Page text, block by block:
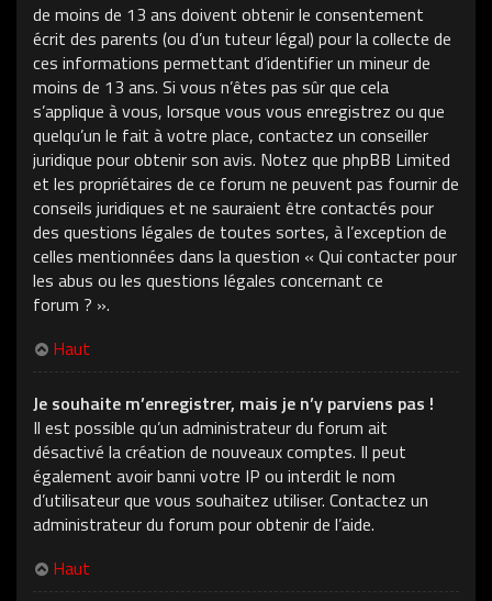
de moins de 13 ans doivent obtenir le consentement
écrit des parents (ou d’un tuteur légal) pour la collecte de
ces informations permettant d’identifier un mineur de
moins de 13 ans. Si vous n’êtes pas sûr que cela
s’applique à vous, lorsque vous vous enregistrez ou que
quelqu’un le fait à votre place, contactez un conseiller
juridique pour obtenir son avis. Notez que phpBB Limited
et les propriétaires de ce forum ne peuvent pas fournir de
conseils juridiques et ne sauraient être contactés pour
des questions légales de toutes sortes, à l’exception de
celles mentionnées dans la question « Qui contacter pour
les abus ou les questions légales concernant ce
forum ? ».
Haut
Je souhaite m’enregistrer, mais je n’y parviens pas !
Il est possible qu’un administrateur du forum ait
désactivé la création de nouveaux comptes. Il peut
également avoir banni votre IP ou interdit le nom
d’utilisateur que vous souhaitez utiliser. Contactez un
administrateur du forum pour obtenir de l’aide.
Haut